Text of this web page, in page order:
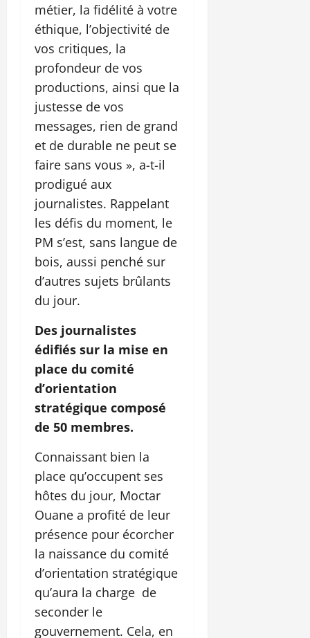
métier, la fidélité à votre
éthique, l’objectivité de
vos critiques, la
profondeur de vos
productions, ainsi que la
justesse de vos
messages, rien de grand
et de durable ne peut se
faire sans vous », a-t-il
prodigué aux
journalistes. Rappelant
les défis du moment, le
PM s’est, sans langue de
bois, aussi penché sur
d’autres sujets brûlants
du jour.
Des journalistes
édifiés sur la mise en
place du comité
d’orientation
stratégique composé
de 50 membres.
Connaissant bien la
place qu’occupent ses
hôtes du jour, Moctar
Ouane a profité de leur
présence pour écorcher
la naissance du comité
d’orientation stratégique
qu’aura la charge de
seconder le
gouvernement. Cela, en